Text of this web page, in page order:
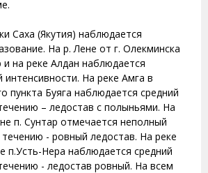
Саха (Якутия) наблюдается
На р. Лене от г. Олекминска
на реке Алдан наблюдается
интенсивности. На реке Амга в
пункта Буяга наблюдается средний
– ледостав с полыньями. На
п. Сунтар отмечается неполный
- ровный ледостав. На реке
п.Усть-Нера наблюдается средний
- ледостав ровный. На всем